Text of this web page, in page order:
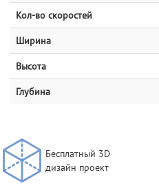
Кол-во скоростей
Ширина
Высота
Глубина
Бесплатный 3D
дизайн проект